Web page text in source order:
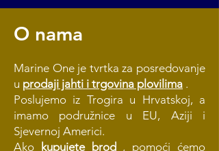
O nama
Marine One je tvrtka za posredovanje
u prodaji jahti i trgovina plovilima .
Poslujemo iz Trogira u Hrvatskoj, a
imamo podružnice u EU, Aziji i
Sjevernoj Americi.
Ako
kupujete brod , pomoći ćemo